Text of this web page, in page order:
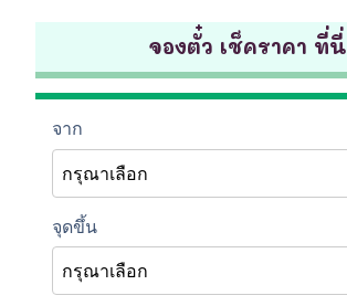
จองตั๋ว เช็คราคา ที่นี่